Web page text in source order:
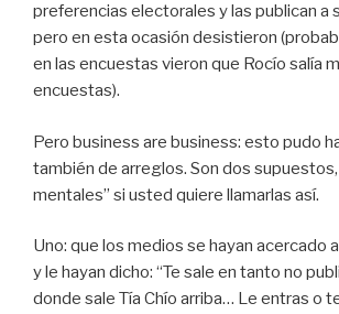
preferencias electorales y las publican a
pero en esta ocasión desistieron
en las encuestas vieron que Rocío salía
encuestas).
Pero business are business: esto pudo
también de arreglos. Son dos
mentales” si usted quiere llamarlas así.
Uno: que los medios se hayan acercado
y le hayan dicho: “Te sale en tanto no
donde sale Tía Chío arriba… Le entras o